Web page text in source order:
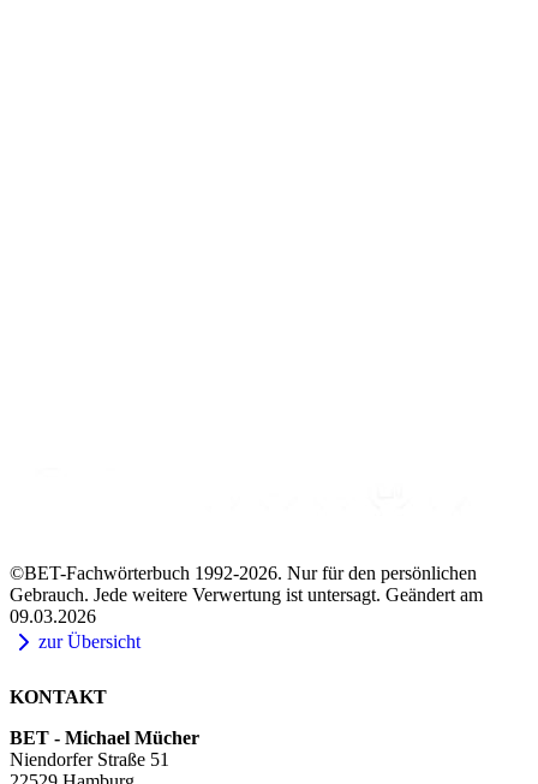
©BET-Fachwörterbuch 1992-2026. Nur für den persönlichen
Gebrauch. Jede weitere Verwertung ist untersagt. Geändert am
09.03.2026
zur Übersicht
KONTAKT
BET - Michael Mücher
Niendorfer Straße 51